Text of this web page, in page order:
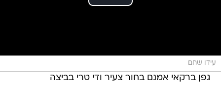
עידו שחם
גפן ברקאי אמנם בחור צעיר ודי טרי בביצה